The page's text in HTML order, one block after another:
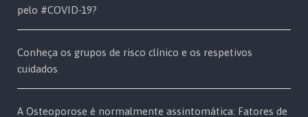
pelo #COVID-19?
Conheça os grupos de risco clínico e os respetivos
cuidados
A Osteoporose é normalmente assintomática: Fatores de